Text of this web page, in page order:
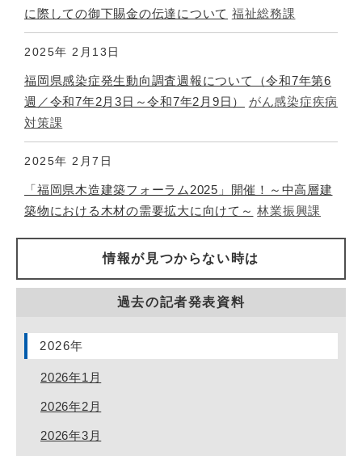
に際しての御下賜金の伝達について 福祉総務課
2025年 2月13日
福岡県感染症発生動向調査週報について（令和7年第6
週／令和7年2月3日～令和7年2月9日）
がん感染症疾病
対策課
2025年 2月7日
「福岡県木造建築フォーラム2025」開催！～中高層建
築物における木材の需要拡大に向けて～ 林業振興課
情報が見つからない時は
過去の記者発表資料
2026年
2026年1月
2026年2月
2026年3月